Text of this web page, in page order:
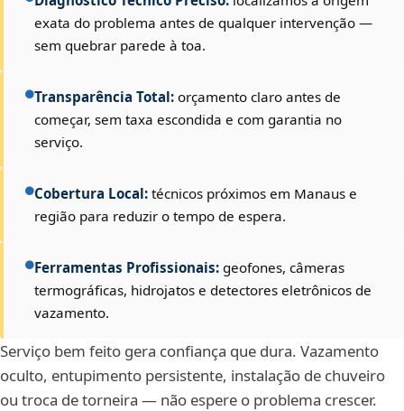
exata do problema antes de qualquer intervenção —
sem quebrar parede à toa.
Transparência Total: orçamento claro antes de
começar, sem taxa escondida e com garantia no
serviço.
Cobertura Local: técnicos próximos em Manaus e
região para reduzir o tempo de espera.
Ferramentas Profissionais: geofones, câmeras
termográficas, hidrojatos e detectores eletrônicos de
vazamento.
Serviço bem feito gera confiança que dura. Vazamento
oculto, entupimento persistente, instalação de chuveiro
ou troca de torneira — não espere o problema crescer.